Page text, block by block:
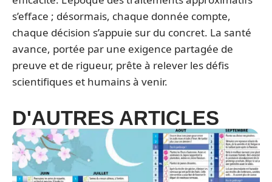
s’efface ; désormais, chaque donnée compte,
chaque décision s’appuie sur du concret. La santé
avance, portée par une exigence partagée de
preuve et de rigueur, prête à relever les défis
scientifiques et humains à venir.
D'AUTRES ARTICLES